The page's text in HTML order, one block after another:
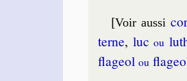
[Voir aussi
terne, lucou
fla­geol ou